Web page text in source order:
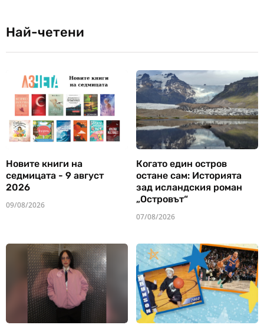
Най-четени
Новите книги на
седмицата - 9 август
2026
09/08/2026
Когато един остров
остане сам: Историята
зад исландския роман
„Островът“
07/08/2026